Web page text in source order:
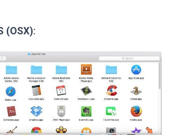
(OSX):